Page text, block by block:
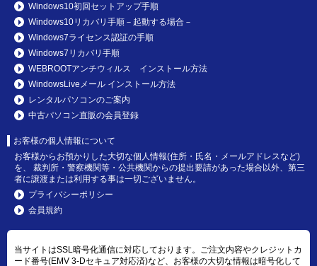
Windows10初回セットアップ手順
Windows10リカバリ手順－起動する場合－
Windows7ライセンス認証の手順
Windows7リカバリ手順
WEBROOTアンチウィルス インストール方法
WindowsLiveメール インストール方法
レンタルパソコンのご案内
中古パソコン直販の会員登録
お客様の個人情報について
お客様からお預かりした大切な個人情報(住所・氏名・メールアドレスなど)
を、 裁判所・警察機関等・公共機関からの提出要請があった場合以外、第三
者に譲渡または利用する事は一切ございません。
プライバシーポリシー
会員規約
当サイトはSSL暗号化通信に対応しております。ご注文内容やクレジットカ
ード番号(EMV 3-Dセキュア対応済)など、お客様の大切な情報は暗号化して